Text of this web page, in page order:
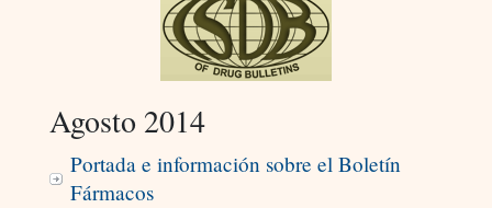
Agosto 2014
Portada e información sobre el Boletín
Fármacos